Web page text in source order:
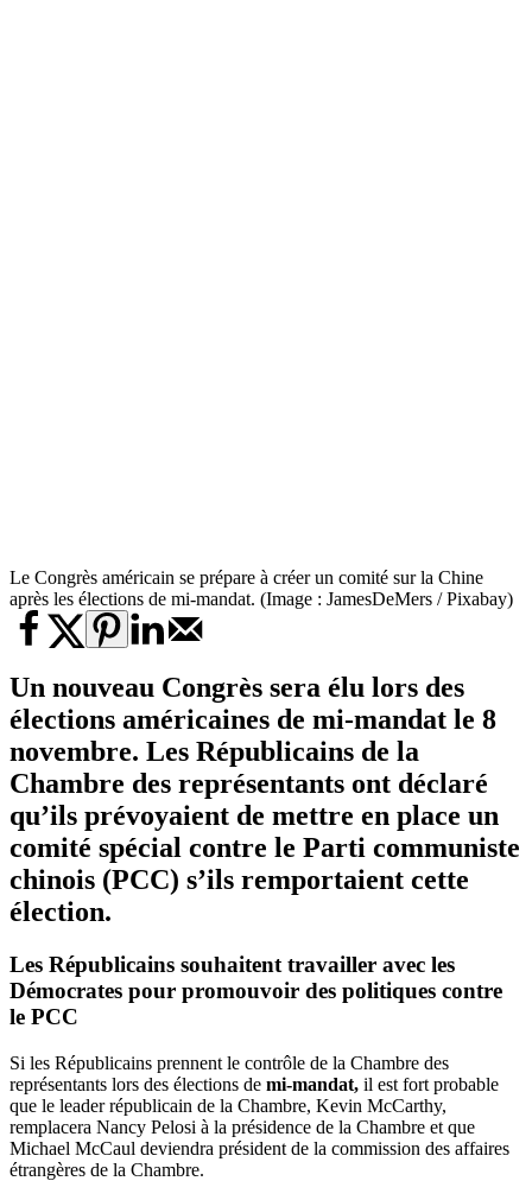
Le Congrès américain se prépare à créer un comité sur la Chine
après les élections de mi-mandat. (Image : JamesDeMers / Pixabay)
Un nouveau Congrès sera élu lors des
élections américaines de mi-mandat le 8
novembre. Les Républicains de la
Chambre des représentants ont déclaré
qu’ils prévoyaient de mettre en place un
comité spécial contre le Parti communiste
chinois (PCC) s’ils remportaient cette
élection.
Les Républicains souhaitent travailler avec les
Démocrates pour promouvoir des politiques contre
le PCC
Si les Républicains prennent le contrôle de la Chambre des
représentants lors des élections de mi-mandat, il est fort probable
que le leader républicain de la Chambre, Kevin McCarthy,
remplacera Nancy Pelosi à la présidence de la Chambre et que
Michael McCaul deviendra président de la commission des affaires
étrangères de la Chambre.